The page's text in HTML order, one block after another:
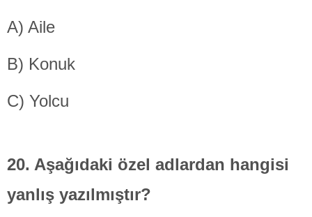
A) Aile
B) Konuk
C) Yolcu
20. Aşağıdaki özel adlardan hangisi
yanlış yazılmıştır?